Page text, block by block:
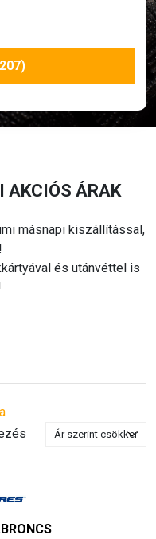
AKCIÓS ÁRAK
másnapi kiszállítással,
és utánvéttel is